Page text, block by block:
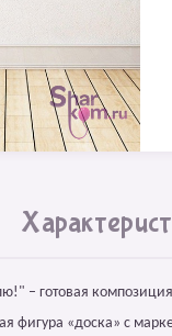
– готовая
фигура «доска» с